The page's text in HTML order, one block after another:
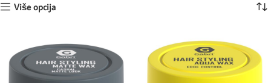
Više opcija